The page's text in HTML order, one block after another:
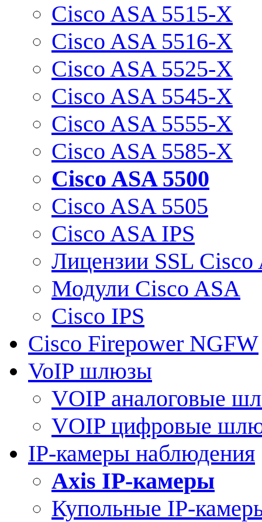
Cisco ASA 5515-X
Cisco ASA 5516-X
Cisco ASA 5525-X
Cisco ASA 5545-X
Cisco ASA 5555-X
Cisco ASA 5585-X
Cisco ASA 5500
Cisco ASA 5505
Cisco ASA IPS
Лицензии SSL Cisco
Модули Cisco ASA
Cisco IPS
Cisco Firepower NGFW
VoIP шлюзы
VOIP аналоговые
VOIP цифровые
IP-камеры наблюдения
Axis IP-камеры
Купольные IP-